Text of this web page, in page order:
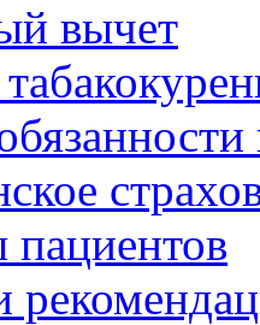
вычет